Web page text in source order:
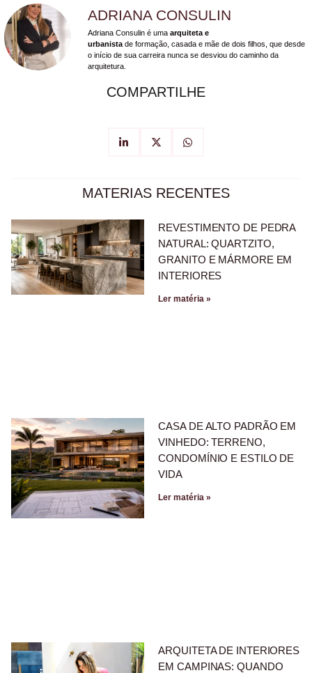
ADRIANA CONSULIN
Adriana Consulin é uma arquiteta e
urbanista de formação, casada e mãe de dois filhos, que desde
o início de sua carreira nunca se desviou do caminho da
arquitetura.
COMPARTILHE
MATERIAS RECENTES
REVESTIMENTO DE PEDRA
NATURAL: QUARTZITO,
GRANITO E MÁRMORE EM
INTERIORES
Ler matéria »
CASA DE ALTO PADRÃO EM
VINHEDO: TERRENO,
CONDOMÍNIO E ESTILO DE
VIDA
Ler matéria »
ARQUITETA DE INTERIORES
EM CAMPINAS: QUANDO